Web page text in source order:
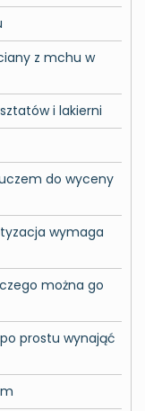
z mchu w
i lakierni
do wyceny
wymaga
można go
prostu wynająć